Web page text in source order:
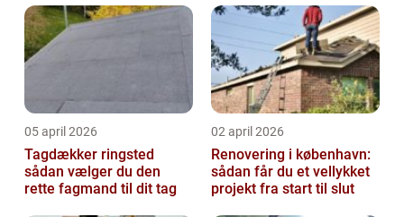
05 april 2026
Tagdækker ringsted
sådan vælger du den
rette fagmand til dit tag
02 april 2026
Renovering i københavn:
sådan får du et vellykket
projekt fra start til slut